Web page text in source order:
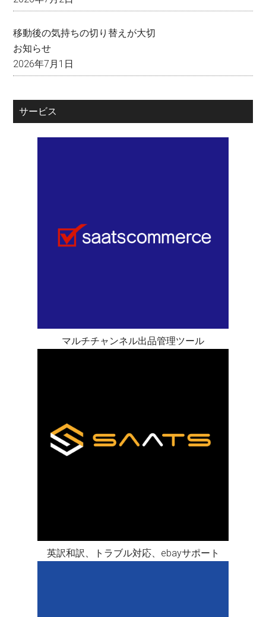
移動後の気持ちの切り替えが大切
お知らせ
2026年7月1日
サービス
マルチチャンネル出品管理ツール
英訳和訳、トラブル対応、ebayサポート